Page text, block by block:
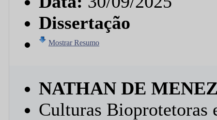
Dissertação
Mostrar Resumo
NATHAN DE
Culturas Bioprotetoras